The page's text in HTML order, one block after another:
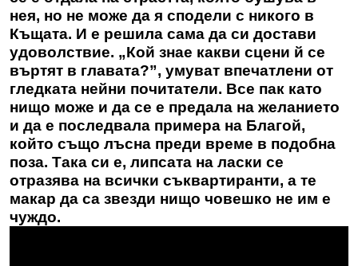
нея, но не може да я сподели с никого в
Къщата. И е решила сама да си достави
удоволствие. „Кой знае какви сцени й се
въртят в главата?”, умуват впечатлени от
гледката нейни почитатели. Все пак като
нищо може и да се е предала на желанието
и да е последвала примера на Благой,
който също лъсна преди време в подобна
поза. Така си е, липсата на ласки се
отразява на всички съквартиранти, а те
макар да са звезди нищо човешко не им е
чуждо.